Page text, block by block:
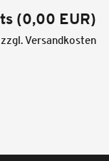
(0,00 EUR)
Versandkosten